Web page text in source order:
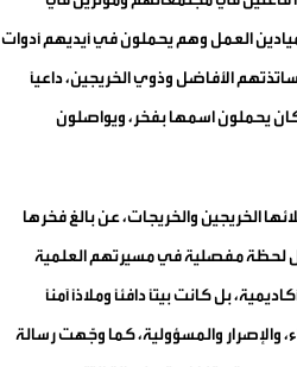
العمل وهم يحملون في أيديهم أدوات
الأفاضل وذوي الخريجين، داعياً
يحملون اسمها بفخر، ويواصلون
الخريجين والخريجات، عن بالغ فخرها
لحظة مفصلية في مسيرتهم العلمية
بل كانت بيتًا دافئًا وملاذًا آمنًا
والمسؤولية، كما وجّهت رسالة